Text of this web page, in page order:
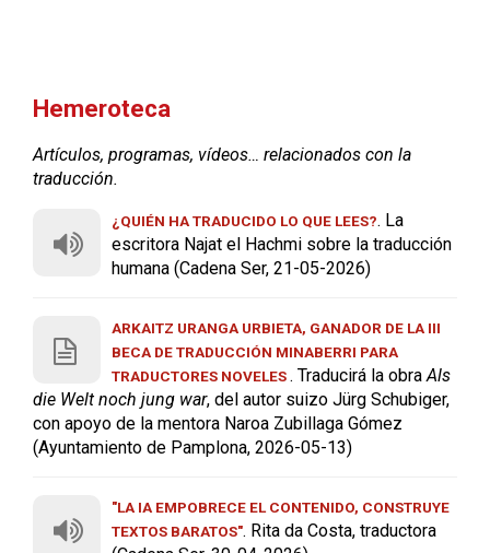
Hemeroteca
Artículos, programas, vídeos… relacionados con la
traducción.
¿QUIÉN HA TRADUCIDO LO QUE LEES?. La
escritora Najat el Hachmi sobre la traducción
humana (Cadena Ser, 21-05-2026)
ARKAITZ URANGA URBIETA, GANADOR DE LA III
BECA DE TRADUCCIÓN MINABERRI PARA
TRADUCTORES NOVELES. Traducirá la obraAls
die Welt noch jung war, del autor suizo Jürg Schubiger,
con apoyo de la mentora Naroa Zubillaga Gómez
(Ayuntamiento de Pamplona, 2026-05-13)
"LA IA EMPOBRECE EL CONTENIDO, CONSTRUYE
TEXTOS BARATOS". Rita da Costa, traductora